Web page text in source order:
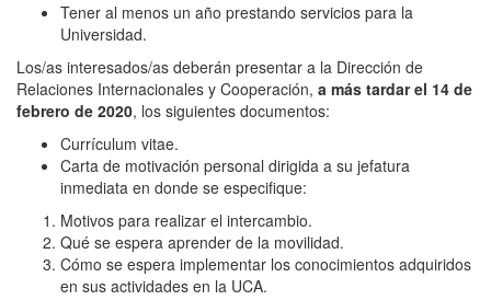
Tener al menos un año prestando servicios para la
Universidad.
Los/as interesados/as deberán presentar a la Dirección de
Relaciones Internacionales y Cooperación, a más tardar el 14 de
febrero de 2020, los siguientes documentos:
Currículum vitae.
Carta de motivación personal dirigida a su jefatura
inmediata en donde se especifique:
Motivos para realizar el intercambio.
Qué se espera aprender de la movilidad.
Cómo se espera implementar los conocimientos adquiridos
en sus actividades en la UCA.